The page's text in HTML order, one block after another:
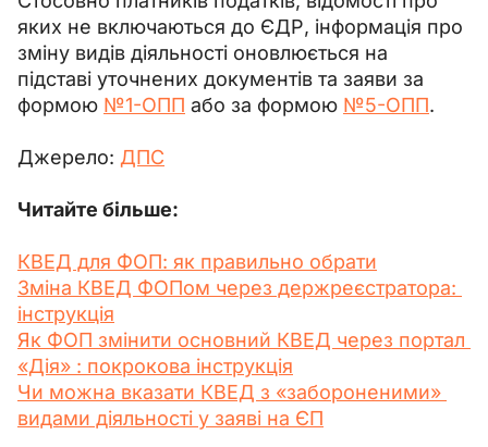
яких не включаються до ЄДР, інформація про
зміну видів діяльності оновлюється на
підставі уточнених документів та заяви за
формою №1-ОПП або за формою №5-ОПП.
Джерело: ДПС
Читайте більше:
КВЕД для ФОП: як правильно обрати
Зміна КВЕД ФОПом через держреєстратора:
інструкція
Як ФОП змінити основний КВЕД через портал
«Дія» : покрокова інструкція
Чи можна вказати КВЕД з «забороненими»
видами діяльності у заяві на ЄП